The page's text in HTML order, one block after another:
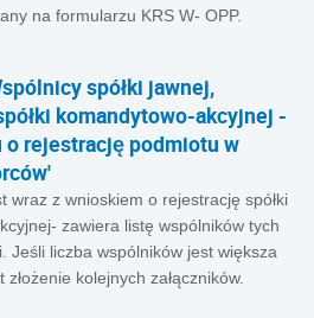
na formularzu KRS W- OPP.
spółki jawnej,
komandytowo-akcyjnej -
o rejestrację podmiotu w
wraz z wnioskiem o rejestrację spółki
zawiera listę wspólników tych
Jeśli liczba wspólników jest większa
kolejnych załączników.